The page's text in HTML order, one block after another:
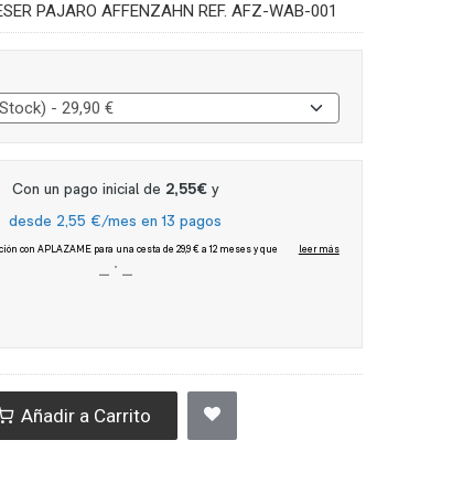
PAJARO AFFENZAHN REF. AFZ-WAB-001
Añadir a Carrito